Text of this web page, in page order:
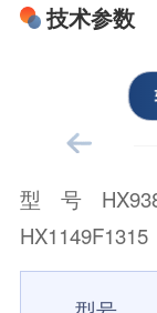
技术参数
型号
HX1149F1315